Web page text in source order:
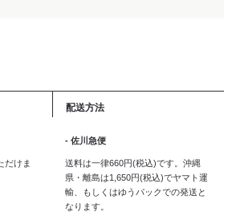
だけま
配送方法
- 佐川急便
送料は一律660円(税込)です。沖縄
県・離島は1,650円(税込)でヤマト運
輸、もしくはゆうパックでの発送と
なります。